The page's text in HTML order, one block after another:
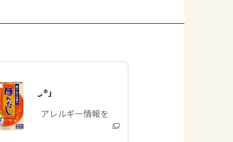
「ほんだし®」
商品・アレルギー情報を
みる